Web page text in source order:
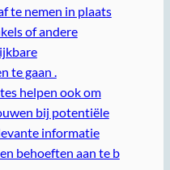
te nemen in plaats
of andere
te gaan .
helpen ook om
bij potentiële
informatie
behoeften aan te b